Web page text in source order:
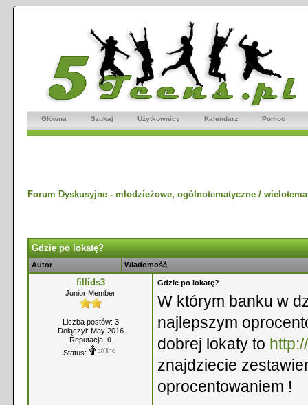
Główna Szukaj Użytkownicy Kalendarz Pomoc
Forum Dyskusyjne - młodzieżowe, ogólnotematyczne /
Gdzie po lokatę?
Autor Wiadomość
fillids3
Junior Member
Liczba postów: 3
Dołączył: May 2016
Reputacja: 0
Status:
Gdzie po lokatę?
W którym banku w
najlepszym
dobrej lokaty to
znajdziecie
oprocentowaniem !